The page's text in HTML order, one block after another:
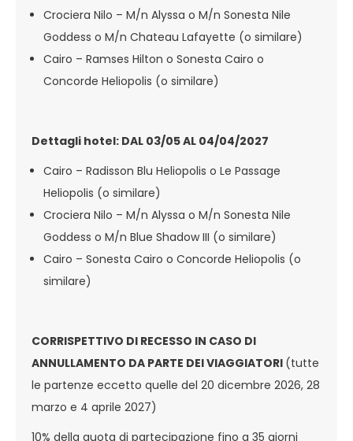
Crociera Nilo – M/n Alyssa o M/n Sonesta Nile
Goddess o M/n Chateau Lafayette (o similare)
Cairo – Ramses Hilton o Sonesta Cairo o
Concorde Heliopolis (o similare)
Dettagli hotel: DAL 03/05 AL 04/04/2027
Cairo – Radisson Blu Heliopolis o Le Passage
Heliopolis (o similare)
Crociera Nilo – M/n Alyssa o M/n Sonesta Nile
Goddess o M/n Blue Shadow III (o similare)
Cairo – Sonesta Cairo o Concorde Heliopolis (o
similare)
CORRISPETTIVO DI RECESSO IN CASO DI
ANNULLAMENTO DA PARTE DEI VIAGGIATORI (tutte
le partenze eccetto quelle del 20 dicembre 2026, 28
marzo e 4 aprile 2027)
10% della quota di partecipazione fino a 35 giorni